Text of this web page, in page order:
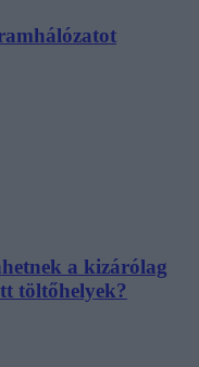
a kizárólag
töltőhelyek?